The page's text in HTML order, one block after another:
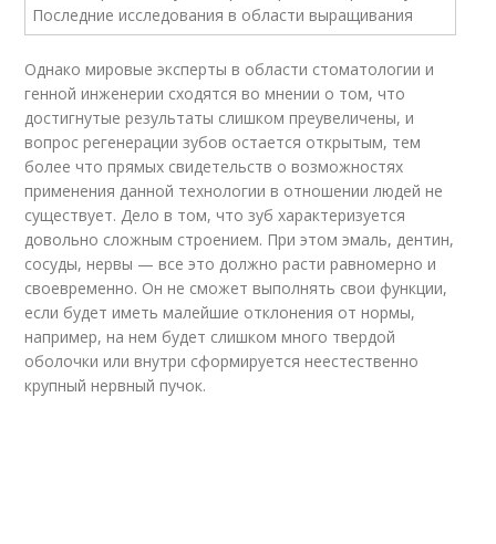
Однако мировые эксперты в области стоматологии и
генной инженерии сходятся во мнении о том, что
достигнутые результаты слишком преувеличены, и
вопрос регенерации зубов остается открытым, тем
более что прямых свидетельств о возможностях
применения данной технологии в отношении людей не
существует. Дело в том, что зуб характеризуется
довольно сложным строением. При этом эмаль, дентин,
сосуды, нервы — все это должно расти равномерно и
своевременно. Он не сможет выполнять свои функции,
если будет иметь малейшие отклонения от нормы,
например, на нем будет слишком много твердой
оболочки или внутри сформируется неестественно
крупный нервный пучок.